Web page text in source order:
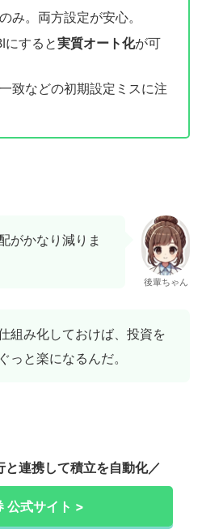
み。両方設定が安心。
にすると実質オート化が可
致などの初期設定ミスに注
がかなり減りま
後輩ちゃん
組み化しておけば、投資を
っと楽になるんだ。
と連携して積立を自動化／
公式サイト >